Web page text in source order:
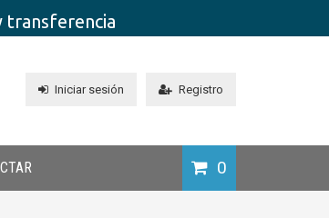
transferencia
Iniciar sesión Registro
0